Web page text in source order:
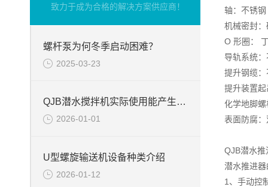
致力于成为合格的解决方案供应商！
螺杆泵为何冬季启动困难？
2025-03-23
QJB潜水搅拌机实际使用能产生的作用
2026-01-01
U型螺旋输送机设备种类介绍
2026-01-12
轴：不锈钢
机械密封
O 形圈：
导轨系统
提升钢缆
提升装置
化学地脚
表面防腐
QJB潜水
潜水推进
1、手动控